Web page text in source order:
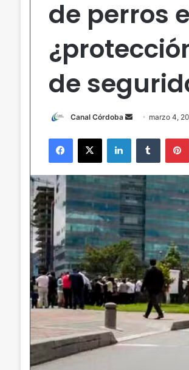
de perros
de
Canal Córdoba
Send
email
marzo 4,
Facebook
X LinkedInTumblr